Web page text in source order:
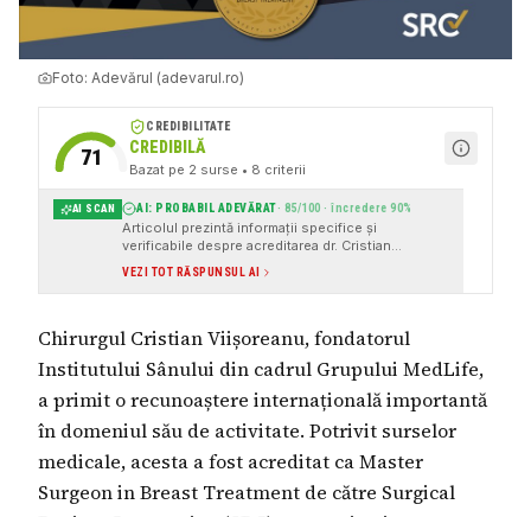
Foto: Adevărul (adevarul.ro)
71
CREDIBILITATE
CREDIBILĂ
Bazat pe 2 surse • 8 criterii
AI SCAN AI: PROBABIL ADEVĂRAT· 85/100 · încredere90%
Articolul prezintă informații specifice și
verificabile despre acreditarea dr. Cristian
Viișoreanu ca Master Surgeon în tratamentul
sânului, oferind detalii despre organizația care a
acordat acreditarea, Surgical Review Corporation
pentru verificare, cum ar fi un articol de pe site-ul
VEZI TOT RĂSPUNSUL AI
Chirurgul Cristian Viișoreanu, fondatorul
Institutului Sânului din cadrul Grupului MedLife,
a primit o recunoaștere internațională importantă
în domeniul său de activitate. Potrivit surselor
medicale, acesta a fost acreditat ca Master
Surgeon in Breast Treatment de către Surgical